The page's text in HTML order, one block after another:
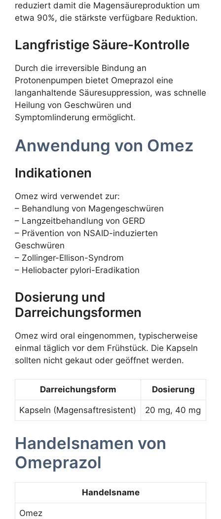
reduziert damit die Magensäureproduktion um
etwa 90%, die stärkste verfügbare Reduktion.
Langfristige Säure-Kontrolle
Durch die irreversible Bindung an
Protonenpumpen bietet Omeprazol eine
langanhaltende Säuresuppression, was schnelle
Heilung von Geschwüren und
Symptomlinderung ermöglicht.
Anwendung von Omez
Indikationen
Omez wird verwendet zur:
– Behandlung von Magengeschwüren
– Langzeitbehandlung von GERD
– Prävention von NSAID-induzierten
Geschwüren
– Zollinger-Ellison-Syndrom
– Heliobacter pylori-Eradikation
Dosierung und
Darreichungsformen
Omez wird oral eingenommen, typischerweise
einmal täglich vor dem Frühstück. Die Kapseln
sollten nicht gekaut oder geöffnet werden.
Darreichungsform Dosierung
Kapseln (Magensaftresistent) 20 mg, 40 mg
Handelsnamen von
Omeprazol
Handelsname
Omez